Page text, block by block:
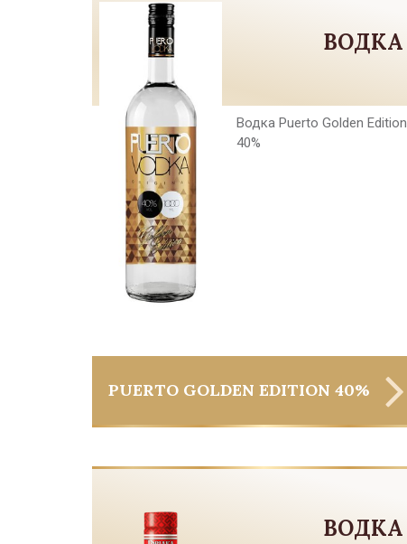
ВОДКА
Водка Puerto Golden Edition
40%
PUERTO GOLDEN EDITION 40%
ВОДКА